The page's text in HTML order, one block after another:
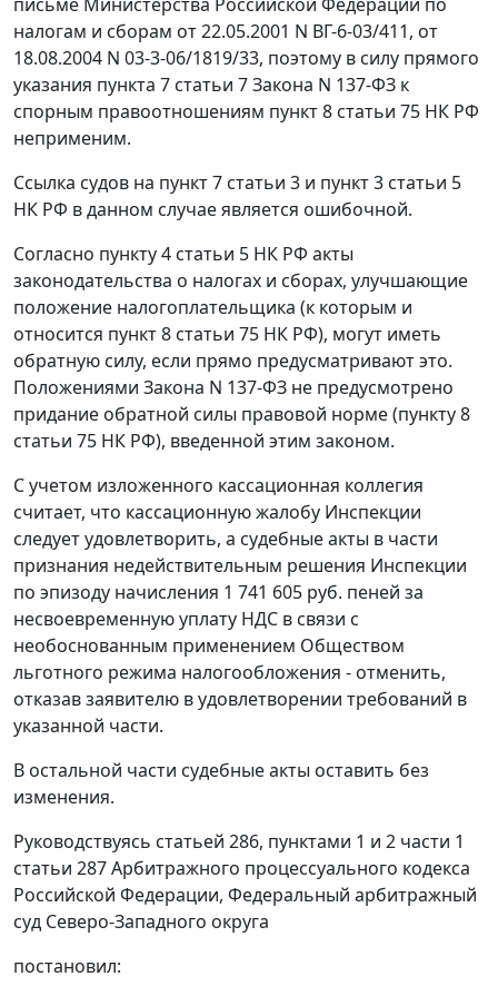
налогам и сборам от 22.05.2001 N ВГ-6-03/411, от
18.08.2004 N 03-3-06/1819/33, поэтому в силу прямого
указания пункта 7 статьи 7Закона N 137-ФЗ к
спорным правоотношениям пункт 8 статьи 75 НК РФ
неприменим.
Ссылка судов на пункт 7 статьи 3 и пункт 3 статьи 5
НК РФ в данном случае является ошибочной.
Согласно пункту 4 статьи 5 НК РФ акты
законодательства о налогах и сборах, улучшающие
положение налогоплательщика (к которым и
относится пункт 8 статьи 75 НК РФ), могут иметь
обратную силу, если прямо предусматривают это.
Положениями Закона N 137-ФЗ не предусмотрено
придание обратной силы правовой норме (пункту 8
статьи 75 НК РФ), введенной этим законом.
С учетом изложенного кассационная коллегия
считает, что кассационную жалобу Инспекции
следует удовлетворить, а судебные акты в части
признания недействительным решения Инспекции
по эпизоду начисления 1 741 605 руб. пеней за
несвоевременную уплату НДС в связи с
необоснованным применением Обществом
льготного режима налогообложения - отменить,
отказав заявителю в удовлетворении требований в
указанной части.
В остальной части судебные акты оставить без
изменения.
Руководствуясь статьей 286, пунктами 1 и 2 части 1
статьи 287Арбитражного процессуального кодекса
Российской Федерации, Федеральный арбитражный
суд Северо-Западного округа
постановил: